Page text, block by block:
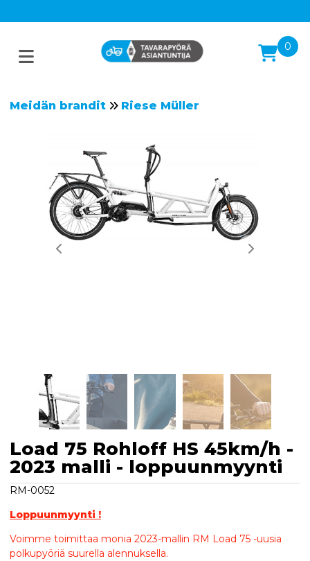
0
Meidän brandit Riese Müller
Load 75 Rohloff HS 45km/h -
2023 malli - loppuunmyynti
RM-0052
Loppuunmyynti !
Voimme toimittaa monia 2023-mallin RM Load 75 -uusia
polkupyöriä suurella alennuksella.